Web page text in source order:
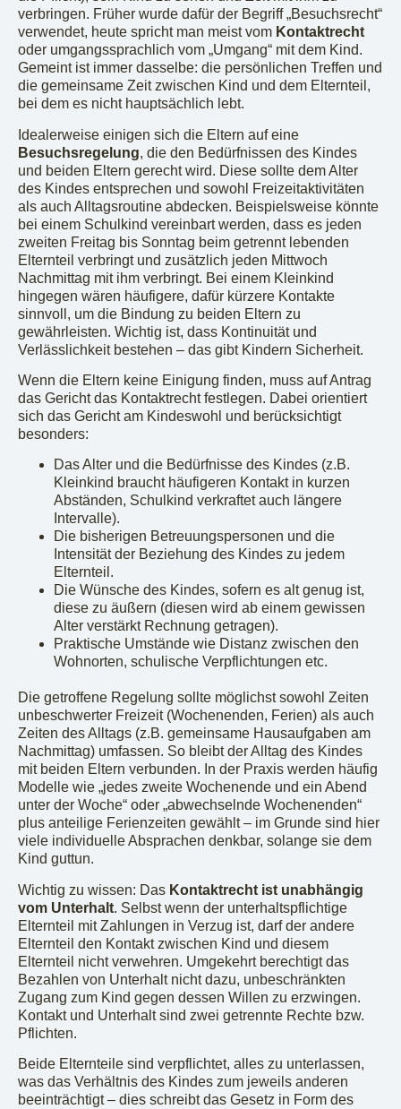
verbringen. Früher wurde dafür der Begriff „Besuchsrecht“
verwendet, heute spricht man meist vom Kontaktrecht
oder umgangssprachlich vom „Umgang“ mit dem Kind.
Gemeint ist immer dasselbe: die persönlichen Treffen und
die gemeinsame Zeit zwischen Kind und dem Elternteil,
bei dem es nicht hauptsächlich lebt.
Idealerweise einigen sich die Eltern auf eine
Besuchsregelung, die den Bedürfnissen des Kindes
und beiden Eltern gerecht wird. Diese sollte dem Alter
des Kindes entsprechen und sowohl Freizeitaktivitäten
als auch Alltagsroutine abdecken. Beispielsweise könnte
bei einem Schulkind vereinbart werden, dass es jeden
zweiten Freitag bis Sonntag beim getrennt lebenden
Elternteil verbringt und zusätzlich jeden Mittwoch
Nachmittag mit ihm verbringt. Bei einem Kleinkind
hingegen wären häufigere, dafür kürzere Kontakte
sinnvoll, um die Bindung zu beiden Eltern zu
gewährleisten. Wichtig ist, dass Kontinuität und
Verlässlichkeit bestehen – das gibt Kindern Sicherheit.
Wenn die Eltern keine Einigung finden, muss auf Antrag
das Gericht das Kontaktrecht festlegen. Dabei orientiert
sich das Gericht am Kindeswohl und berücksichtigt
besonders:
Das Alter und die Bedürfnisse des Kindes (z.B.
Kleinkind braucht häufigeren Kontakt in kurzen
Abständen, Schulkind verkraftet auch längere
Intervalle).
Die bisherigen Betreuungspersonen und die
Intensität der Beziehung des Kindes zu jedem
Elternteil.
Die Wünsche des Kindes, sofern es alt genug ist,
diese zu äußern (diesen wird ab einem gewissen
Alter verstärkt Rechnung getragen).
Praktische Umstände wie Distanz zwischen den
Wohnorten, schulische Verpflichtungen etc.
Die getroffene Regelung sollte möglichst sowohl Zeiten
unbeschwerter Freizeit (Wochenenden, Ferien) als auch
Zeiten des Alltags (z.B. gemeinsame Hausaufgaben am
Nachmittag) umfassen. So bleibt der Alltag des Kindes
mit beiden Eltern verbunden. In der Praxis werden häufig
Modelle wie „jedes zweite Wochenende und ein Abend
unter der Woche“ oder „abwechselnde Wochenenden“
plus anteilige Ferienzeiten gewählt – im Grunde sind hier
viele individuelle Absprachen denkbar, solange sie dem
Kind guttun.
Wichtig zu wissen: Das Kontaktrecht ist unabhängig
vom Unterhalt. Selbst wenn der unterhaltspflichtige
Elternteil mit Zahlungen in Verzug ist, darf der andere
Elternteil den Kontakt zwischen Kind und diesem
Elternteil nicht verwehren. Umgekehrt berechtigt das
Bezahlen von Unterhalt nicht dazu, unbeschränkten
Zugang zum Kind gegen dessen Willen zu erzwingen.
Kontakt und Unterhalt sind zwei getrennte Rechte bzw.
Pflichten.
Beide Elternteile sind verpflichtet, alles zu unterlassen,
was das Verhältnis des Kindes zum jeweils anderen
beeinträchtigt – dies schreibt das Gesetz in Form des